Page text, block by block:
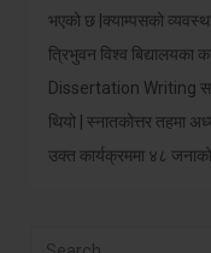
भएको छ |क्याम्पसको
त्रिभुवन विश्व बिद्यालयका
Dissertation Writing
थियो | स्नातकोत्तर तहमा
उक्त कार्यक्रममा ४८ जनाको
Search